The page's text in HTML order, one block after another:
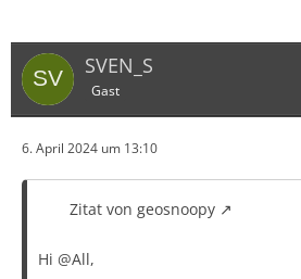
SVEN_S
Gast
6. April 2024 um 13:10
Zitat von geosnoopy
Hi @All,